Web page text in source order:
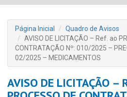
Página Inicial
Quadro de Avisos
AVISO DE LICITAÇÃO – Ref. ao
CONTRATAÇÃO Nº: 010/2025 –
02/2025 – MEDICAMENTOS
AVISO DE LICITAÇÃO –